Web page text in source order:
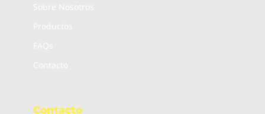
Sobre Nosotros
Productos
FAQs
Contacto
Contacto